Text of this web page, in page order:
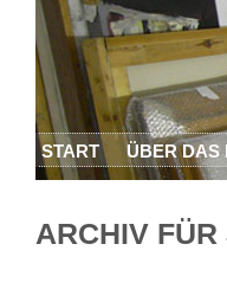
START ÜBER DAS
ARCHIV